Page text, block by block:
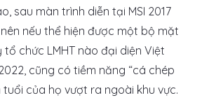
sau màn trình diễn tại MSI 2017
nên nếu thể hiện được một bộ mặt
chức LMHT nào đại diện Việt
cũng có tiềm năng “cá chép
tuổi của họ vượt ra ngoài khu vực.